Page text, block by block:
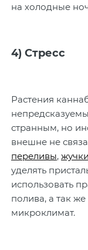
на холодные
4) Стресс
Растения
странным, но
внешне не
переливы, жучки
уделять
использовать
полива, а так
микроклимат.